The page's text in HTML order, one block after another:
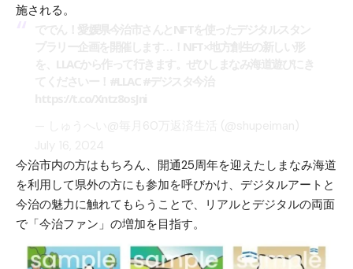
施される。
今治市内の方はもちろん、開通25周年を迎えたしまなみ海道
を利用して県外の方にも参加を呼びかけ、デジタルアートと
今治の魅力に触れてもらうことで、リアルとデジタルの両面
で「今治ファン」の増加を目指す。